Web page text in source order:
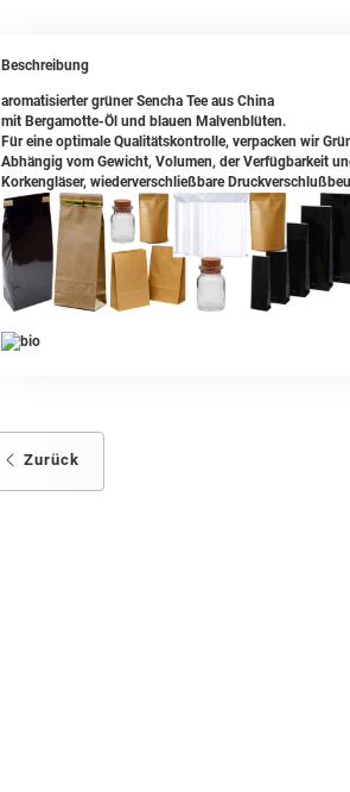
Beschreibung
aromatisierter grüner Sencha Tee aus China
mit Bergamotte-Öl und blauen Malvenblüten.
Für eine optimale Qualitätskontrolle, verpacken wir
Abhängig vom Gewicht, Volumen, der Verfügbarkeit
Korkengläser, wiederverschließbare
Zurück